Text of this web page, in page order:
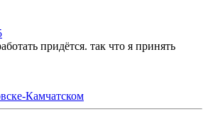
придётся. так что я принять
Камчатском